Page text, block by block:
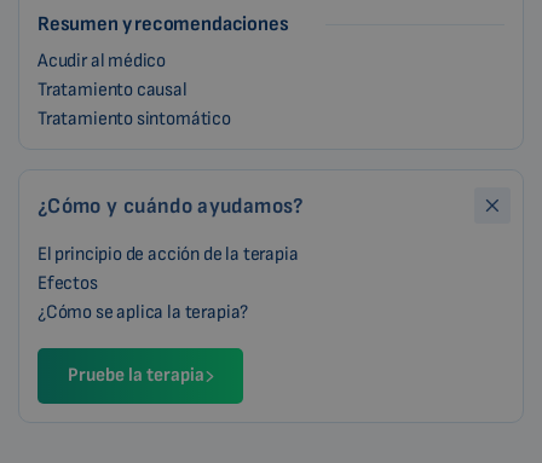
Resumen y recomendaciones
Acudir al médico
Tratamiento causal
Tratamiento sintomático
¿Cómo y cuándo ayudamos?
El principio de acción de la terapia
Efectos
¿Cómo se aplica la terapia?
Pruebe la terapia